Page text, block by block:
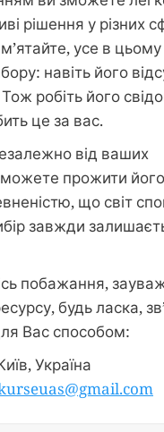
рішення у різних
усе в цьому
навіть його
робіть його
це за вас.
від ваших
прожити його
що світ
завжди
побажання,
будь ласка,
Вас способом:
Україна